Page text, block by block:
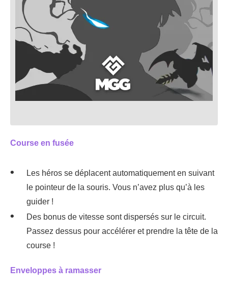
Course en fusée
Les héros se déplacent automatiquement en suivant
le pointeur de la souris. Vous n’avez plus qu’à les
guider !
Des bonus de vitesse sont dispersés sur le circuit.
Passez dessus pour accélérer et prendre la tête de la
course !
Enveloppes à ramasser